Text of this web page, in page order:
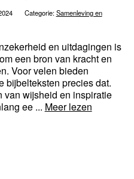
Categorie:Samenleving en
en uitdagingen is
een bron van kracht en
Voor velen bieden
bijbelteksten precies dat.
van wijsheid en inspiratie
ee ... Meer lezen